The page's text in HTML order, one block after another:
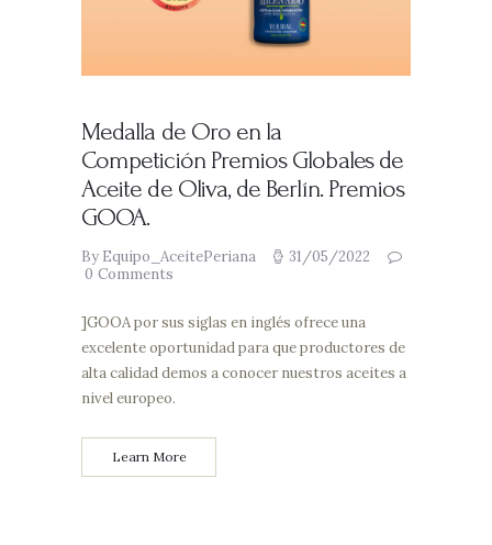
Medalla de Oro en la
Competición Premios Globales de
Aceite de Oliva, de Berlín. Premios
GOOA.
By Equipo_AceitePeriana
31/05/2022
0 Comments
]GOOA por sus siglas en inglés ofrece una
excelente oportunidad para que productores de
alta calidad demos a conocer nuestros aceites a
nivel europeo.
Learn More